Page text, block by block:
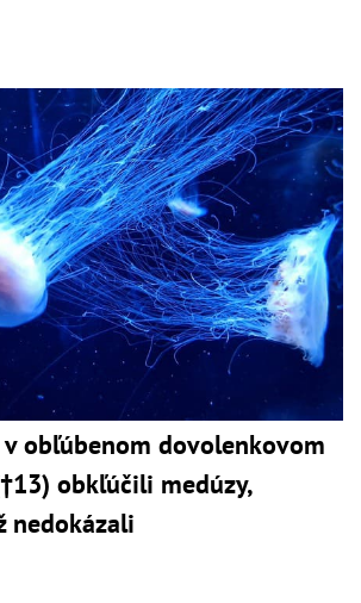
obľúbenom dovolenkovom
obkľúčili medúzy,
nedokázali